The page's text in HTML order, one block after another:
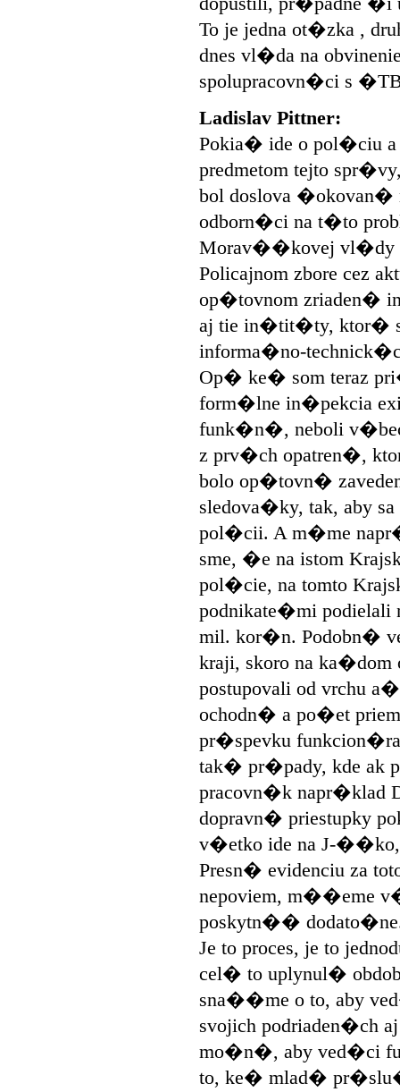
To je jedna ot�zka ,
dnes vl�da na
spolupracovn�ci s
Ladislav Pittner:
Pokia� ide o pol�ciu
predmetom tejto
bol doslova
odborn�ci na t�to
Morav��kovej vl�dy
Policajnom zbore cez
op�tovnom zriaden�
aj tie in�tit�ty, ktor�
informa�no-
Op� ke� som teraz
form�lne in�pekcia
funk�n�, neboli
z prv�ch opatren�,
bolo op�tovn�
sledova�ky, tak, aby
pol�cii. A m�me
sme, �e na istom
pol�cie, na tomto
podnikate�mi
mil. kor�n. Podobn�
kraji, skoro na ka�dom
postupovali od vrchu
ochodn� a po�et
pr�spevku
tak� pr�pady, kde ak
pracovn�k napr�klad
dopravn� priestupky
v�etko ide na J-��ko,
Presn� evidenciu za
nepoviem, m��eme
poskytn��
Je to proces, je to
cel� to uplynul�
sna��me o to, aby
svojich podriaden�ch
mo�n�, aby ved�ci
to, ke� mlad�